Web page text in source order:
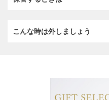
こんな時は外しましょう